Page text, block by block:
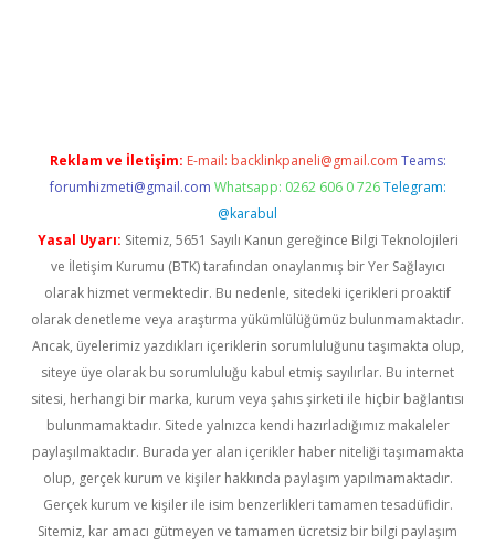
Reklam ve İletişim: E-mail: backlinkpaneli@gmail.com Teams:
forumhizmeti@gmail.com Whatsapp: 0262 606 0 726 Telegram:
@karabul
Yasal Uyarı: Sitemiz, 5651 Sayılı Kanun gereğince Bilgi Teknolojileri
ve İletişim Kurumu (BTK) tarafından onaylanmış bir Yer Sağlayıcı
olarak hizmet vermektedir. Bu nedenle, sitedeki içerikleri proaktif
olarak denetleme veya araştırma yükümlülüğümüz bulunmamaktadır.
Ancak, üyelerimiz yazdıkları içeriklerin sorumluluğunu taşımakta olup,
siteye üye olarak bu sorumluluğu kabul etmiş sayılırlar. Bu internet
sitesi, herhangi bir marka, kurum veya şahıs şirketi ile hiçbir bağlantısı
bulunmamaktadır. Sitede yalnızca kendi hazırladığımız makaleler
paylaşılmaktadır. Burada yer alan içerikler haber niteliği taşımamakta
olup, gerçek kurum ve kişiler hakkında paylaşım yapılmamaktadır.
Gerçek kurum ve kişiler ile isim benzerlikleri tamamen tesadüfidir.
Sitemiz, kar amacı gütmeyen ve tamamen ücretsiz bir bilgi paylaşım